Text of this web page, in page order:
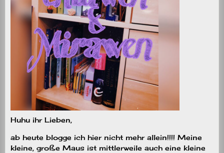
Huhu ihr Lieben,
ab heute blogge ich hier nicht mehr allein!!!! Meine
kleine, große Maus ist mittlerweile auch eine kleine